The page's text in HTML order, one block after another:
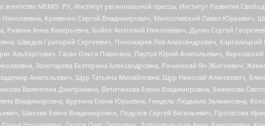
МЕМО. РУ, Институт региональной прессы, Институт Развития
Николаевна, Кривенко Сергей Владимирович, Милославский Павел
Ривина Анна Валерьевна, Бойко Анатолий Николаевич, Дугин Сергей
Шведов Григорий Сергеевич, Пономарев Лев Александрович,
Альбертович, Гасан Ольга Павловна, Паутов Юрий Анатольевич,
Золотарева Екатерина Александровна, Рачинский Ян Збигневич,
Анатольевич, Щур Татьяна Михайловна, Щур Николай Алексеевич,
Валентина Дмитриевна, Вититинова Елена Владимировна, Баженова
Владимировна, Буртина Елена Юрьевна, Гендель Людмила Залмановна,
Шахова Елена Владимировна, Подузов Сергей Васильевич, Протасова